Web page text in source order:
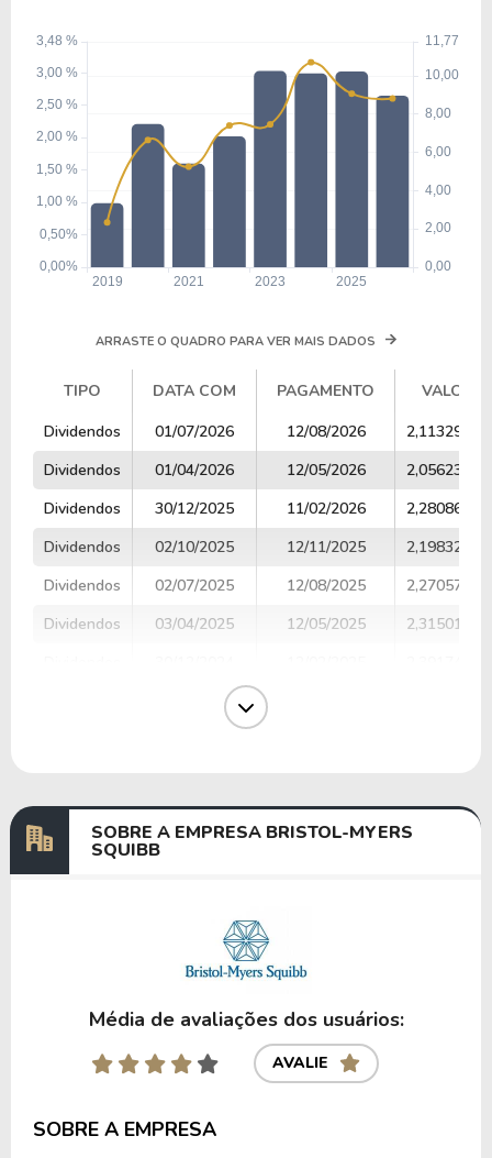
ARRASTE O QUADRO PARA VER MAIS DADOS
TIPO DATA COM PAGAMENTO
VALOR
TIPO
DATA COM PAGAMENTO VALOR
Dividendos 01/07/2026 12/08/2026
2,11329218
Dividendos
01/04/2026 12/05/2026
2,05623935
Dividendos
30/12/2025 11/02/2026
2,28086141
Dividendos
02/10/2025 12/11/2025
2,19832655
Dividendos
02/07/2025 12/08/2025
2,27057453
Dividendos
03/04/2025 12/05/2025
2,31501440
02/10/2024
Anterior
SOBRE A EMPRESA BRISTOL-MYERS
SQUIBB
Média de avaliações dos usuários:
AVALIE
SOBRE A EMPRESA